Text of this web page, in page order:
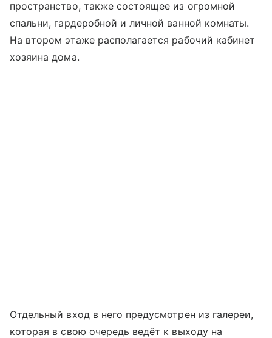
пространство, также состоящее из огромной
спальни, гардеробной и личной ванной комнаты.
На втором этаже располагается рабочий кабинет
хозяина дома.
Отдельный вход в него предусмотрен из галереи,
которая в свою очередь ведёт к выходу на